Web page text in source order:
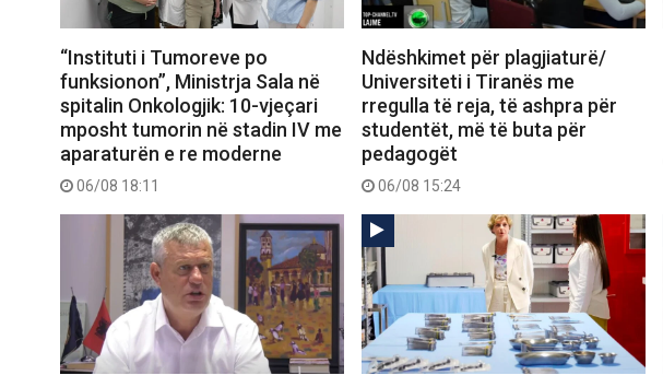
“Instituti i Tumoreve po
funksionon”, Ministrja Sala në
spitalin Onkologjik: 10-vjeçari
mposht tumorin në stadin IV me
aparaturën e re moderne
06/08 18:11
Ndëshkimet për plagjiaturë/
Universiteti i Tiranës me
rregulla të reja, të ashpra për
studentët, më të buta për
pedagogët
06/08 15:24